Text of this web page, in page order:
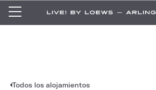
Todos los alojamientos